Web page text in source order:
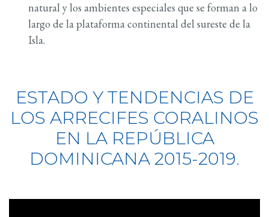
natural y los ambientes especiales que se forman a lo
largo de la plataforma continental del sureste de la
Isla.
ESTADO Y TENDENCIAS DE
LOS ARRECIFES CORALINOS
EN LA REPÚBLICA
DOMINICANA 2015-2019.